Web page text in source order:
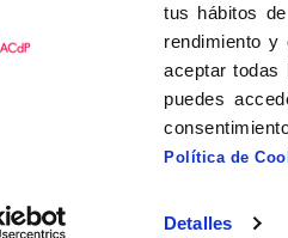
tus hábitos
rendimiento y
aceptar todas
puedes
Política de
Detalles
Calle Isaac
Tel (+34) 91 456
Fax: (+34) 91 535
acdp@acdp.es